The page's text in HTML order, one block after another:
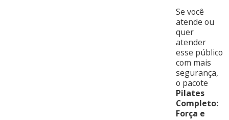
Se você
atende ou
quer
atender
esse público
com mais
segurança,
o pacote
Pilates
Completo:
Força e